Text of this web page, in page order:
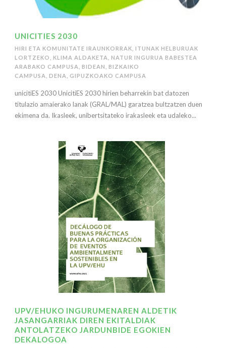
UNICITIES 2030
HIRI ETA KOMUNITATE IRAUNKORRAK ITUNAK HELBURUAK
LORTZEKO
KLIMA ALDAKETA
NATUR INGURUA BABESTEA
ARABAKO CAMPUSA
BIDEAN
BIZKAIKO
CAMPUSA
DENA GIPUZKOAKO CAMPUSA
unicitiES 2030 UnicitiES 2030 hirien beharrekin bat datozen
titulazio amaierako lanak (GRAL/MAL) garatzea bultzatzen duen
ekimena da. Ikasleek, unibertsitateko irakasleek eta udaleko...
UPV/EHUKO INGURUMENAREN ALDETIK
JASANGARRIAK DIREN EKITALDIAK
ANTOLATZEKO JARDUNBIDE EGOKIEN
DEKALOGOA